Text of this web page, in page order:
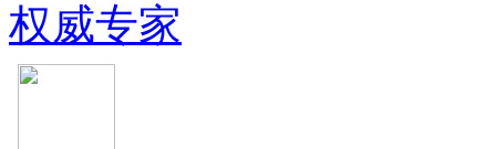
权威专家